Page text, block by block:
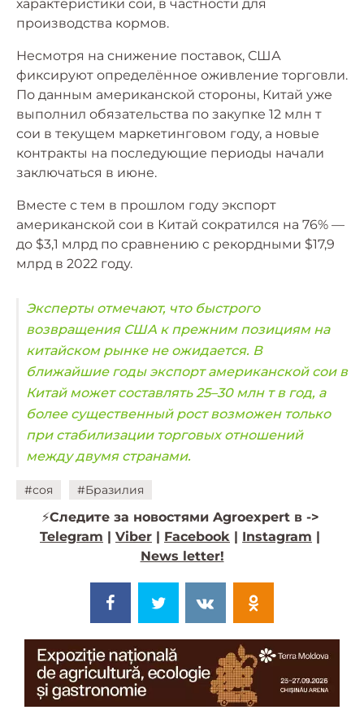
характеристики сои, в частности для
производства кормов.
Несмотря на снижение поставок, США
фиксируют определённое оживление торговли.
По данным американской стороны, Китай уже
выполнил обязательства по закупке 12 млн т
сои в текущем маркетинговом году, а новые
контракты на последующие периоды начали
заключаться в июне.
Вместе с тем в прошлом году экспорт
американской сои в Китай сократился на 76% —
до $3,1 млрд по сравнению с рекордными $17,9
млрд в 2022 году.
Эксперты отмечают, что быстрого
возвращения США к прежним позициям на
китайском рынке не ожидается. В
ближайшие годы экспорт американской сои в
Китай может составлять 25–30 млн т в год, а
более существенный рост возможен только
при стабилизации торговых отношений
между двумя странами.
#соя #Бразилия
⚡️Следите за новостями Agroexpert в ->
Telegram
Viber Facebook Instagram
News letter!